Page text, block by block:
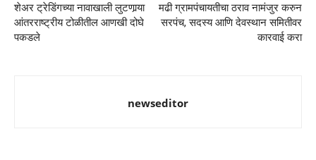
शेअर ट्रेडिंगच्या नावाखाली लुटणार्‍या
आंतरराष्ट्रीय टोळीतील आणखी दोघे
पकडले
मढी ग्रामपंचायतीचा ठराव नामंजुर करुन
सरपंच, सदस्य आणि देवस्थान समितीवर
कारवाई करा
newseditor